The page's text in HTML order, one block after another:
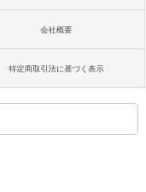
会社概要
特定商取引法に基づく表示